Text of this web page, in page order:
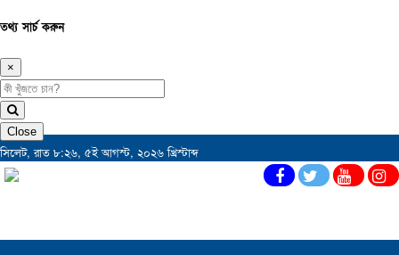
তথ্য সার্চ করুন
×
Close
সিলেট, রাত ৮:২৬, ৫ই আগস্ট, ২০২৬ খ্রিস্টাব্দ